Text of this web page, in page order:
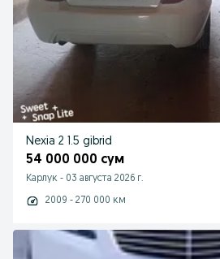
Nexia 2 1.5 gibrid
54 000 000 сум
Карлук - 03 августа 2026 г.
2009 - 270 000 км